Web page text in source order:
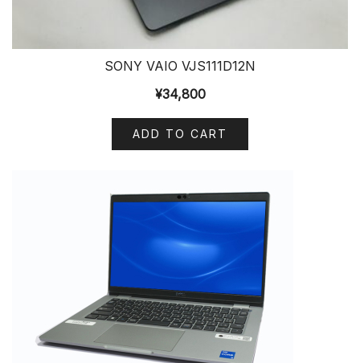
SONY VAIO VJS111D12N
¥34,800
ADD TO CART